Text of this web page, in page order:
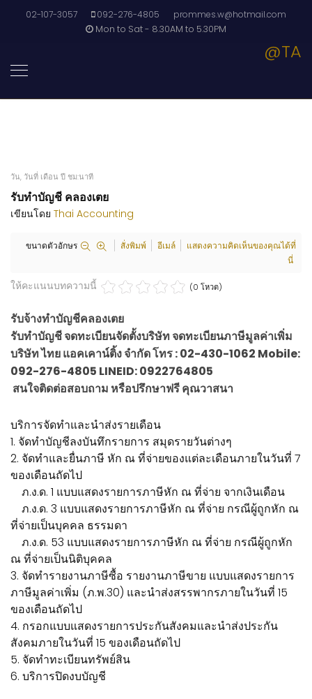
02-107-3057 092-276-4805
prommes.w@hotmail.com
Mon to Sat - 8.30AM to 5.30PM
@TA
วัน, วันที่ เดือน ปี ชม:นาที
รับทำบัญชี คลองเตย
เขียนโดย Thai Accounting
ขนาดตัวอักษร สั่งพิมพ์ อีเมล์
แสดงความคิดเห็นของคุณได้ที่
นี่
ให้คะแนนบทความนี้ (0 โหวต)
รับจ้างทำบัญชีคลองเตย
รับทำบัญชี จดทะเบียนจัดตั้งบริษัท จดทะเบียนภาษีมูลค่าเพิ่ม
บริษัท ไทย แอคเคาน์ติ้ง จำกัด โทร : 02-430-1062 Mobile:
092-276-4805 LINEID: 0922764805
สนใจติดต่อสอบถาม หรือปรึกษาฟรี คุณวาสนา
บริการจัดทำและนำส่งรายเดือน
1. จัดทำบัญชีลงบันทึกรายการ สมุดรายวันต่างๆ
2. จัดทำและยื่นภาษี หัก ณ ที่จ่ายของแต่ละเดือนภายในวันที่ 7
ของเดือนถัดไป
ภ.ง.ด. 1 แบบแสดงรายการภาษีหัก ณ ที่จ่าย จากเงินเดือน
ภ.ง.ด. 3 แบบแสดงรายการภาษีหัก ณ ที่จ่าย กรณีผู้ถูกหัก ณ
ที่จ่ายเป็นบุคคล ธรรมดา
ภ.ง.ด. 53 แบบแสดงรายการภาษีหัก ณ ที่จ่าย กรณีผู้ถูกหัก
ณ ที่จ่ายเป็นนิติบุคคล
3. จัดทำรายงานภาษีซื้อ รายงานภาษีขาย แบบแสดงรายการ
ภาษีมูลค่าเพิ่ม (ภ.พ.30) และนำส่งสรรพากรภายในวันที่ 15
ของเดือนถัดไป
4. กรอกแบบแสดงรายการประกันสังคมและนำส่งประกัน
สังคมภายในวันที่ 15 ของเดือนถัดไป
5. จัดทำทะเบียนทรัพย์สิน
6. บริการปิดงบบัญชี